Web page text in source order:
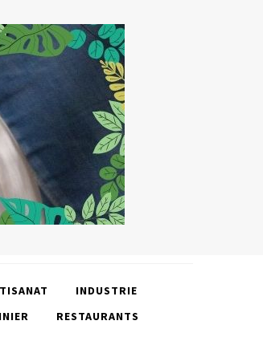
INDUSTRIE
RESTAURANTS